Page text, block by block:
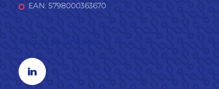
EAN: 5798000363670
Linkedin profil